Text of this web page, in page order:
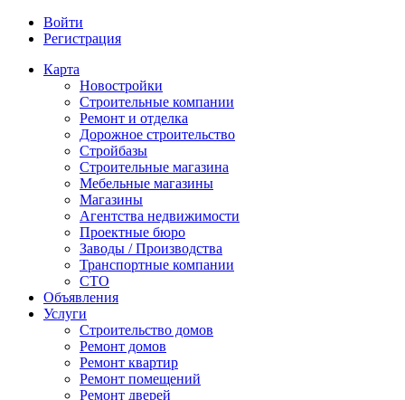
Войти
Регистрация
Карта
Новостройки
Строительные компании
Ремонт и отделка
Дорожное строительство
Стройбазы
Строительные магазина
Мебельные магазины
Магазины
Агентства недвижимости
Проектные бюро
Заводы / Производства
Транспортные компании
СТО
Объявления
Услуги
Строительство домов
Ремонт домов
Ремонт квартир
Ремонт помещений
Ремонт дверей